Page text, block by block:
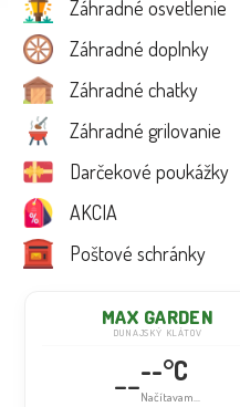
Záhradné osvetlenie
Záhradné doplnky
Záhradné chatky
Záhradné grilovanie
Darčekové poukážky
AKCIA
Poštové schránky
MAX GARDEN
DUNAJSKÝ KLÁTOV
----°C
Načítavam...